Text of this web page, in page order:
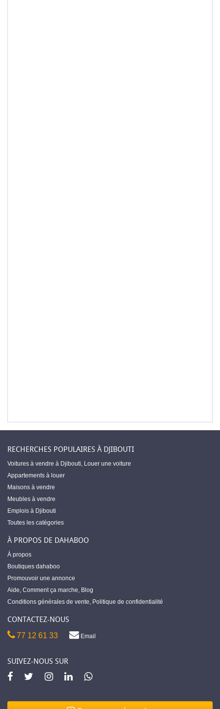
RECHERCHES POPULAIRES À DJIBOUTI
Voitures à vendre à Djibouti, Louer une voiture
Appartements à louer
Maisons à vendre
Meubles à vendre
Emplois à Djibouti
Toutes les catégories
À PROPOS DE DAHABOO
À propos
Boutiques dahaboo
Promouvoir une annonce
Aide, Comment ça marche, Blog
Conditions générales de vente, Politique de confidentialité
CONTACTEZ-NOUS
77 12 61 33 Email
SUIVEZ-NOUS SUR